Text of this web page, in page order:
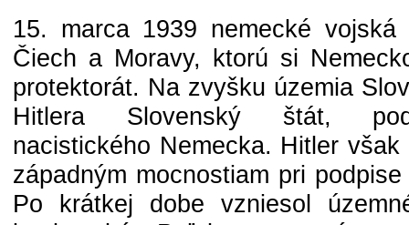
15. marca 1939 nemecké
Čiech a Moravy, ktorú si
protektorát. Na zvyšku územia
Hitlera Slovenský štát,
nacistického Nemecka. Hitler
západným mocnostiam pri
Po krátkej dobe vzniesol